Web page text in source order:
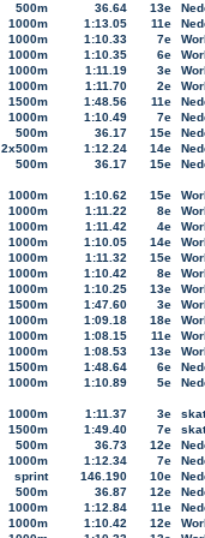
500m
36.64 13e
1000m
1:13.05 11e
1000m
1:10.33 7e
1000m
1:10.35 6e
1000m
1:11.19 3e
1000m
1:11.70 2e
1500m
1:48.56 11e
1000m
1:10.49 7e
500m
36.17 15e
2x500m
1:12.24 14e
500m
36.17 15e
1000m
1:10.62 15e
1000m
1:11.22 8e
1000m
1:11.42 4e
1000m
1:10.05 14e
1000m
1:11.32 15e
1000m
1:10.42 8e
1000m
1:10.25 13e
1500m
1:47.60 3e
1000m
1:09.18 18e
1000m
1:08.15 11e
1000m
1:08.53 13e
1500m
1:48.64 6e
1000m
1:10.89 5e
1000m
1:11.37 3e
1500m
1:49.40 7e
500m
36.73 12e
1000m
1:12.34 7e
sprint
146.190 10e
500m
36.87 12e
1000m
1:12.84 11e
1000m
1:10.42 12e